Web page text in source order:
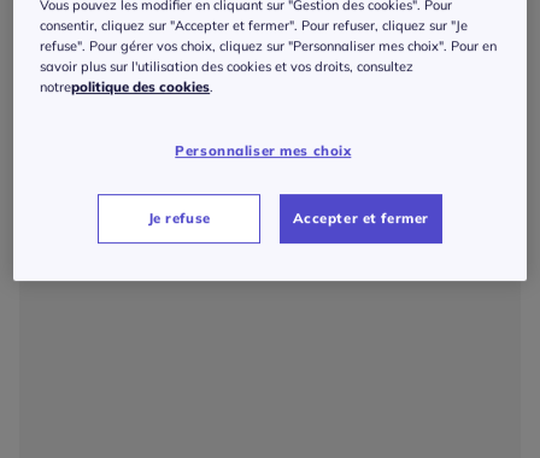
Vous pouvez les modifier en cliquant sur "Gestion des cookies". Pour
consentir, cliquez sur "Accepter et fermer". Pour refuser, cliquez sur "Je
refuse". Pour gérer vos choix, cliquez sur "Personnaliser mes choix". Pour en
savoir plus sur l'utilisation des cookies et vos droits, consultez
notrepolitique des cookies.
Personnaliser mes choix
Je refuse Accepter et fermer